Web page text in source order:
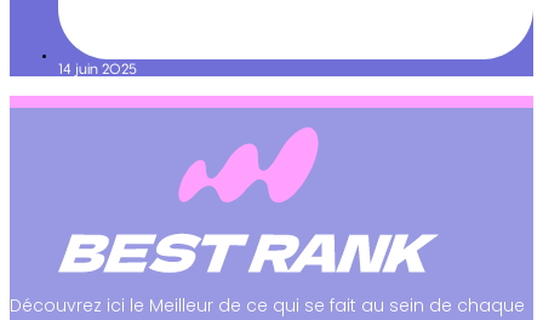
14 juin 2025
Découvrez ici le Meilleur de ce qui se fait au sein de chaque